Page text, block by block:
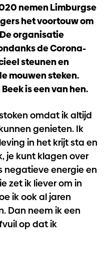
nemen Limburgse
het voortouw om
organisatie
de Corona-
steunen en
mouwen steken.
is een van hen.
omdat ik altijd
genieten. Ik
in het krijt sta en
je kunt klagen over
negatieve energie en
zet ik liever om in
ik ook al jaren
Dan neem ik een
op dat ik